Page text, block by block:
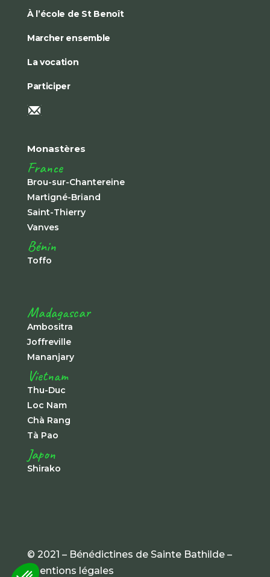
À l’école de St Benoît
Marcher ensemble
La vocation
Participer
Monastères
France
Brou-sur-Chantereine
Martigné-Briand
Saint-Thierry
Vanves
Bénin
Toffo
Madagascar
Ambositra
Joffreville
Mananjary
Vietnam
Thu-Duc
Loc Nam
Chà Rang
Tà Pao
Japon
Shirako
© 2021 – Bénédictines de Sainte Bathilde –
mentions légales